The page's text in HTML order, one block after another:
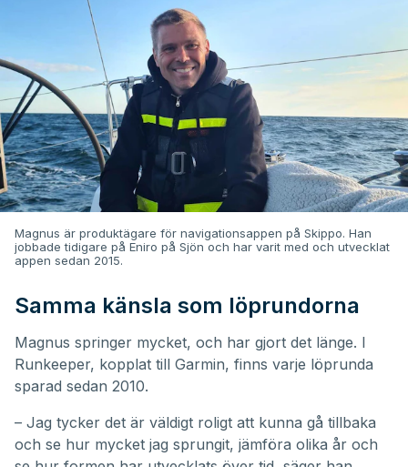
Magnus är produktägare för navigationsappen på Skippo. Han
jobbade tidigare på Eniro på Sjön och har varit med och utvecklat
appen sedan 2015.
Samma känsla som löprundorna
Magnus springer mycket, och har gjort det länge. I
Runkeeper, kopplat till Garmin, finns varje löprunda
sparad sedan 2010.
– Jag tycker det är väldigt roligt att kunna gå tillbaka
och se hur mycket jag sprungit, jämföra olika år och